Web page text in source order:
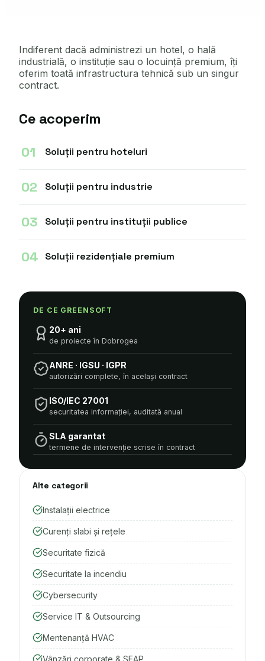
Indiferent dacă administrezi un hotel, o hală
industrială, o instituție sau o locuință premium, îți
oferim toată infrastructura tehnică sub un singur
contract.
Ce acoperim
01 Soluții pentru hoteluri
02 Soluții pentru industrie
03 Soluții pentru instituții publice
04 Soluții rezidențiale premium
DE CE GREENSOFT
20+ ani
de proiecte în Dobrogea
ANRE · IGSU · IGPR
autorizări complete, în același contract
ISO/IEC 27001
securitatea informației, auditată anual
SLA garantat
termene de intervenție scrise în contract
Alte categorii
Instalații electrice
Curenți slabi și rețele
Securitate fizică
Securitate la incendiu
Cybersecurity
Service IT & Outsourcing
Mentenanță HVAC
Vânzări corporate & SEAP